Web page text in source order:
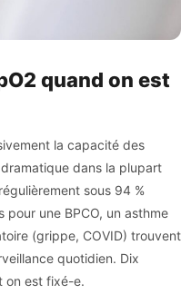
quand on est
la capacité des
dans la plupart
sous 94 %
pour une BPCO, un asthme
(grippe, COVID) trouvent
quotidien. Dix
on est fixé-e.